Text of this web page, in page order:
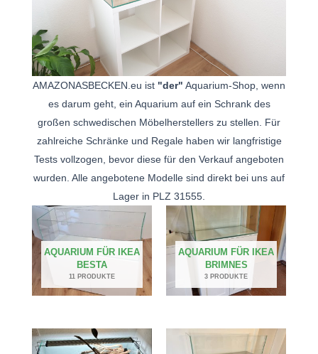
AMAZONASBECKEN.eu ist "der" Aquarium-Shop, wenn
es darum geht, ein Aquarium auf ein Schrank des
großen schwedischen Möbelherstellers zu stellen. Für
zahlreiche Schränke und Regale haben wir langfristige
Tests vollzogen, bevor diese für den Verkauf angeboten
wurden. Alle angebotene Modelle sind direkt bei uns auf
Lager in PLZ 31555.
AQUARIUM FÜR IKEA
BESTA
11 PRODUKTE
AQUARIUM FÜR IKEA
BRIMNES
3 PRODUKTE